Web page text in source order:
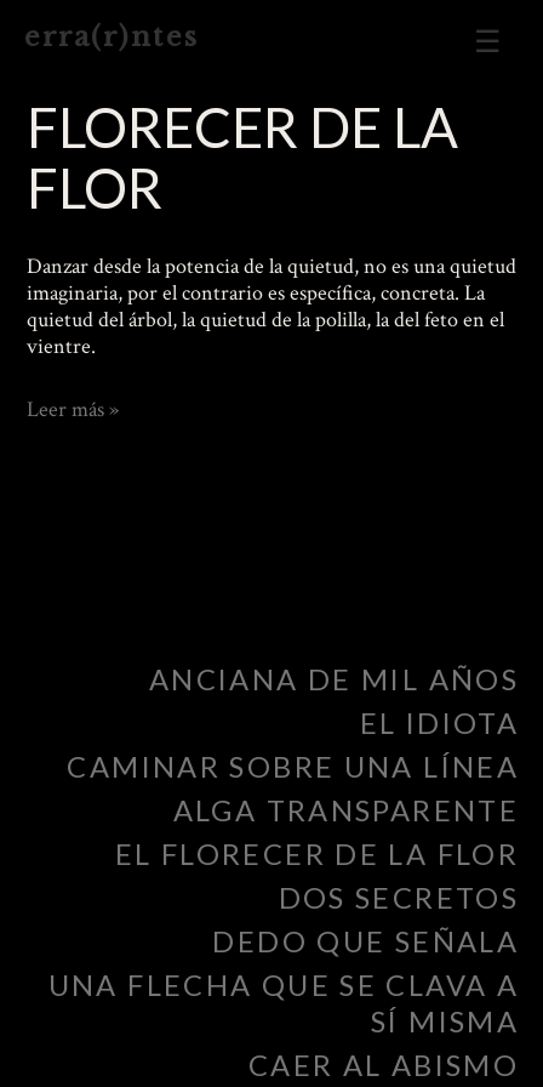
e r r a ( r ) n t e s
ANCIANA DE MIL AÑOS
EL IDIOTA
CAMINAR SOBRE UNA LÍNEA
ALGA TRANSPARENTE
EL FLORECER DE LA FLOR
DOS SECRETOS
DEDO QUE SEÑALA
UNA FLECHA QUE SE CLAVA A
SÍ MISMA
CAER AL ABISMO
FLORECER DE LA
FLOR
Danzar desde la potencia de la quietud, no es una quietud
imaginaria, por el contrario es específica, concreta. La
quietud del árbol, la quietud de la polilla, la del feto en el
vientre.
Florecer
Leer más »